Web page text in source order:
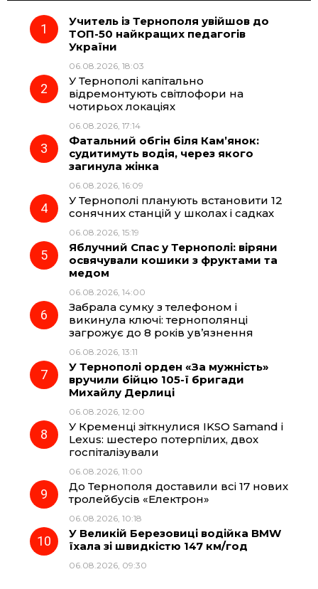
e
o
k
e
r
a
m
t
A
Учитель із Тернополя увійшов до
ТОП-50 найкращих педагогів
України
06.08.2026, 18:03
У Тернополі капітально
відремонтують світлофори на
чотирьох локаціях
06.08.2026, 17:14
Фатальний обгін біля Кам’янок:
судитимуть водія, через якого
загинула жінка
06.08.2026, 16:09
У Тернополі планують встановити 12
сонячних станцій у школах і садках
06.08.2026, 15:19
Яблучний Спас у Тернополі: віряни
освячували кошики з фруктами та
медом
06.08.2026, 14:00
Забрала сумку з телефоном і
викинула ключі: тернополянці
загрожує до 8 років ув’язнення
06.08.2026, 13:11
У Тернополі орден «За мужність»
вручили бійцю 105-ї бригади
Михайлу Дерлиці
06.08.2026, 12:00
У Кременці зіткнулися IKSO Samand і
Lexus: шестеро потерпілих, двох
госпіталізували
06.08.2026, 11:00
До Тернополя доставили всі 17 нових
тролейбусів «Електрон»
06.08.2026, 10:18
У Великій Березовиці водійка BMW
їхала зі швидкістю 147 км/год
06.08.2026, 09:30